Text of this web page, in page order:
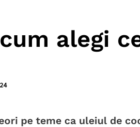
alegi
pe teme ca uleiul de